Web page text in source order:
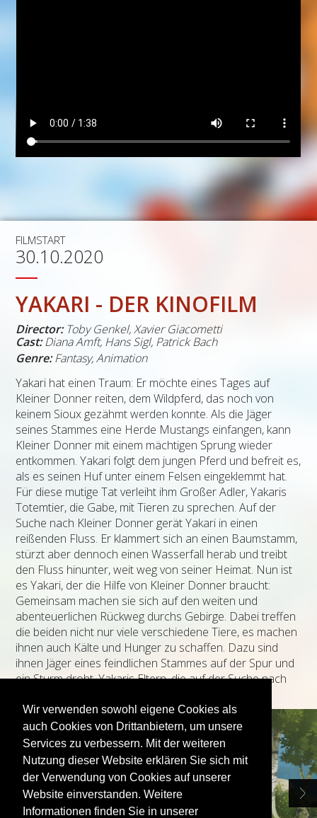
Wir verwenden sowohl eigene Cookies als
auch Cookies von Drittanbietern, um unsere
Services zu verbessern. Mit der weiteren
Nutzung dieser Website erklären Sie sich mit
der Verwendung von Cookies auf unserer
Website einverstanden. Weitere
Informationen finden Sie in unserer
FILMSTART
30.10.2020
YAKARI - DER KINOFILM
Director: Toby Genkel, Xavier Giacometti
Cast: Diana Amft, Hans Sigl, Patrick Bach
Genre:Fantasy, Animation
Yakari hat einen Traum: Er möchte eines Tages auf
Kleiner Donner reiten, dem Wildpferd, das noch von
keinem Sioux gezähmt werden konnte. Als die Jäger
seines Stammes eine Herde Mustangs einfangen, kann
Kleiner Donner mit einem mächtigen Sprung wieder
entkommen. Yakari folgt dem jungen Pferd und befreit es,
als es seinen Huf unter einem Felsen eingeklemmt hat.
Für diese mutige Tat verleiht ihm Großer Adler, Yakaris
Totemtier, die Gabe, mit Tieren zu sprechen. Auf der
Suche nach Kleiner Donner gerät Yakari in einen
reißenden Fluss. Er klammert sich an einen Baumstamm,
stürzt aber dennoch einen Wasserfall herab und treibt
den Fluss hinunter, weit weg von seiner Heimat. Nun ist
es Yakari, der die Hilfe von Kleiner Donner braucht:
Gemeinsam machen sie sich auf den weiten und
abenteuerlichen Rückweg durchs Gebirge. Dabei treffen
die beiden nicht nur viele verschiedene Tiere, es machen
ihnen auch Kälte und Hunger zu schaffen. Dazu sind
ihnen Jäger eines feindlichen Stammes auf der Spur und
ein Sturm droht, Yakaris Eltern, die auf der Suche nach